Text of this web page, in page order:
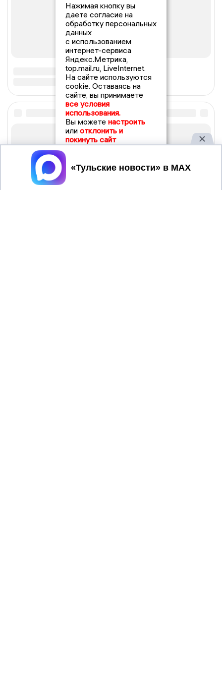
Нажимая кнопку вы
даете согласие на
обработку персональных
данных
с использованием
интернет-сервиса
Яндекс.Метрика,
top.mail.ru, LiveInternet.
На сайте используются
cookie. Оставаясь на
сайте, вы принимаете
все условия
использования.
Вы можете настроить
или отклонить и
покинуть сайт
Принять